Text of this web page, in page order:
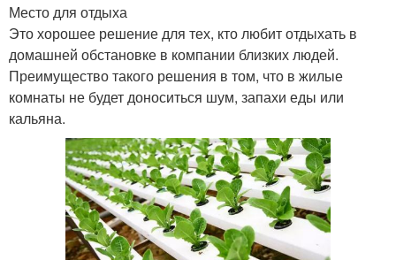
Место для отдыха
Это хорошее решение для тех, кто любит отдыхать в
домашней обстановке в компании близких людей.
Преимущество такого решения в том, что в жилые
комнаты не будет доноситься шум, запахи еды или
кальяна.